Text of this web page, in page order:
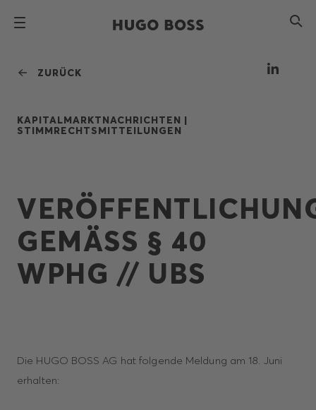
ZURÜCK
KAPITALMARKTNACHRICHTEN |
STIMMRECHTSMITTEILUNGEN
GEMÄSS § 40 W
PHG // UBS
Die HUGO BOSS AG hat folgende Meldung am 18. Juni
erhalten: